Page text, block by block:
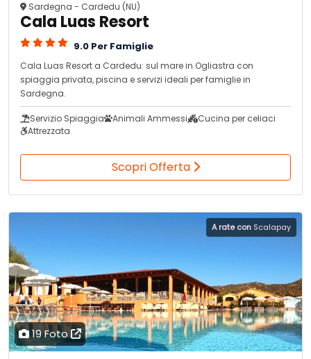
Sardegna - Cardedu (NU)
Cala Luas Resort
9.0 Per Famiglie
Cala Luas Resort a Cardedu: sul mare in Ogliastra con
spiaggia privata, piscina e servizi ideali per famiglie in
Sardegna.
Servizio Spiaggia Animali Ammessi
Cucina per celiaci
Attrezzata
Scopri Offerta
19 Foto
A rate con Scalapay